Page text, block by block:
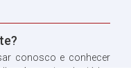
conosco e conhecer
Aproveitando, já leu